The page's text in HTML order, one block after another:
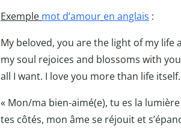
Exemple mot d’amour en anglais :
My beloved, you are the light of my life
my soul rejoices and blossoms with
all I want. I love you more than life itself.
« Mon/ma bien-aimé(e), tu es la
tes côtés, mon âme se réjouit et